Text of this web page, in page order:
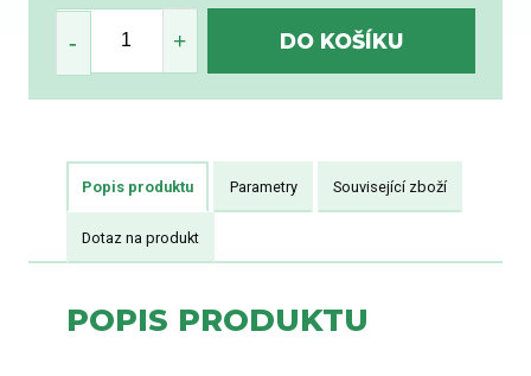
Popis produktu Parametry Související zboží
Dotaz na produkt
POPIS PRODUKTU